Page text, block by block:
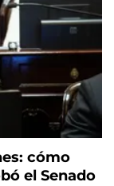
cómo
el Senado